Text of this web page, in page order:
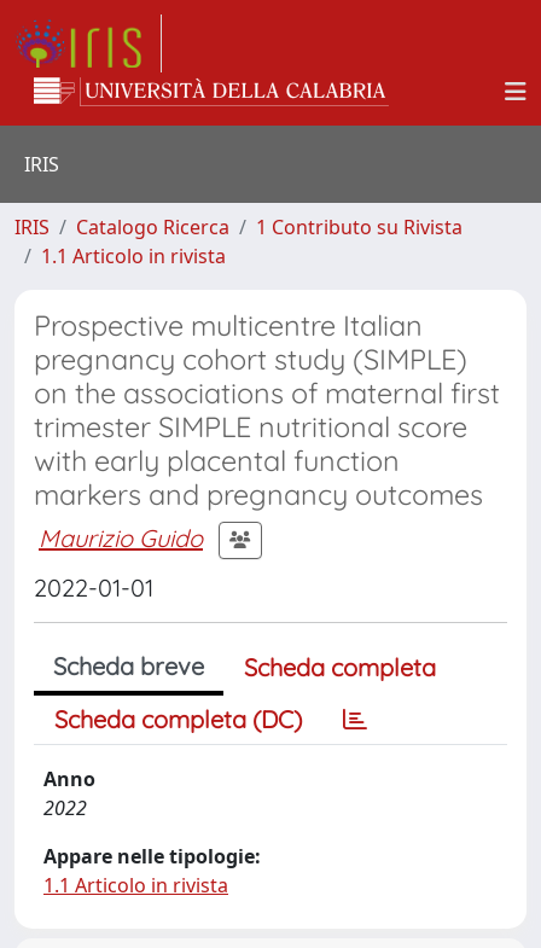
IRIS
IRIS Catalogo Ricerca
1 Contributo su Rivista
1.1 Articolo in rivista
Prospective multicentre Italian
pregnancy cohort study (SIMPLE)
on the associations of maternal first
trimester SIMPLE nutritional score
with early placental function
markers and pregnancy outcomes
Maurizio Guido
2022-01-01
Scheda breve
Scheda completa
Scheda completa (DC)
Anno
2022
Appare nelle tipologie:
1.1 Articolo in rivista